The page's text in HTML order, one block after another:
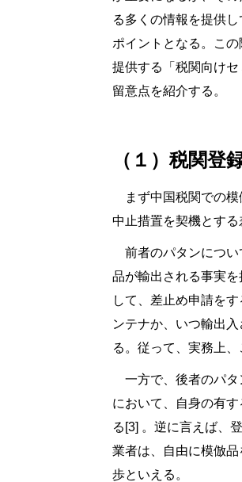
る多くの情報を提供
ポイントとなる。こ
提供する「税関向け
留意点を紹介する。
（１）税関登
まず中国税関での模
中止措置を契機とする
前者のパタンについ
品が輸出される事実
して、差止め申請を
ンテナか、いつ輸出
る。従って、実務上
一方で、後者のパタ
において、自身の有
る[3] 。逆に言えば、
業者は、自由に模倣
歩といえる。